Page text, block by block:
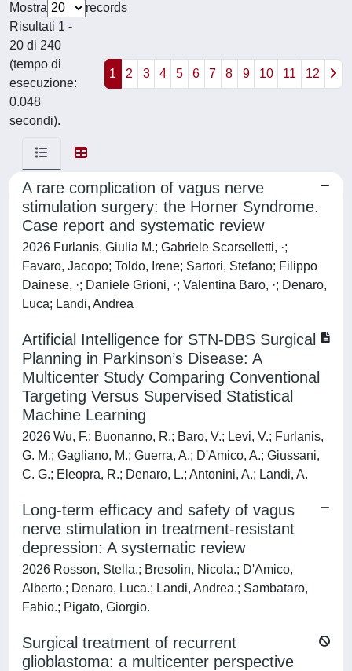
Mostra
records
Risultati 1 -
20 di 240
(tempo di
esecuzione:
0.048
secondi).
1 2 3 4 5 6 7 8 9 10 11 12
A rare complication of vagus nerve
stimulation surgery: the Horner Syndrome.
Case report and systematic review
2026 Furlanis, Giulia M.; Gabriele Scarselletti, ·;
Favaro, Jacopo; Toldo, Irene; Sartori, Stefano; Filippo
Dainese, ·; Daniele Grioni, ·; Valentina Baro, ·; Denaro,
Luca; Landi, Andrea
Artificial Intelligence for STN-DBS Surgical
Planning in Parkinson’s Disease: A
Multicenter Study Comparing Conventional
Targeting Versus Supervised Statistical
Machine Learning
2026 Wu, F.; Buonanno, R.; Baro, V.; Levi, V.; Furlanis,
G. M.; Gagliano, M.; Guerra, A.; D'Amico, A.; Giussani,
C. G.; Eleopra, R.; Denaro, L.; Antonini, A.; Landi, A.
Long-term efficacy and safety of vagus
nerve stimulation in treatment-resistant
depression: A systematic review
2026 Rosson, Stella.; Bresolin, Nicola.; D'Amico,
Alberto.; Denaro, Luca.; Landi, Andrea.; Sambataro,
Fabio.; Pigato, Giorgio.
Surgical treatment of recurrent
glioblastoma: a multicenter perspective